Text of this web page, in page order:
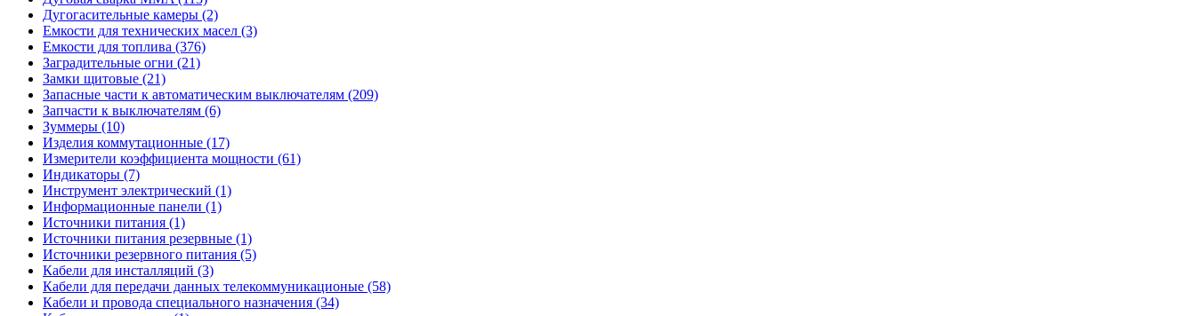
Дугогасительные камеры (2)
Емкости для технических масел (3)
Емкости для топлива (376)
Заградительные огни (21)
Замки щитовые (21)
Запасные части к автоматическим выключателям (209)
Запчасти к выключателям (6)
Зуммеры (10)
Изделия коммутационные (17)
Измерители коэффициента мощности (61)
Индикаторы (7)
Инструмент электрический (1)
Информационные панели (1)
Источники питания (1)
Источники питания резервные (1)
Источники резервного питания (5)
Кабели для инсталляций (3)
Кабели для передачи данных телекоммуникационые (58)
Кабели и провода специального назначения (34)